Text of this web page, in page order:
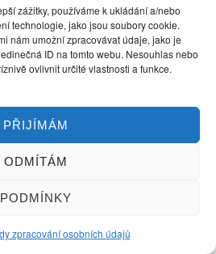
zážitky, používáme k ukládání a/nebo
technologie, jako jsou soubory cookie.
nám umožní zpracovávat údaje, jako je
ID na tomto webu. Nesouhlas nebo
ovlivnit určité vlastnosti a funkce.
PŘIJÍMÁM
ODMÍTÁM
PODMÍNKY
zpracování osobních údajů
ten důvod, proč ten 3. den nejpozději
a pak už je pustila ven, ale záleží
vyhovovat.
od 6. dne, dnes, tj. 7. den jsem
sýry. Sýřilo se dobře, i když ještě
měsíci, záleží na mléku, to i